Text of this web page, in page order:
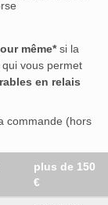
même*si la
qui vous permet
en relais
commande (hors
plus de 150
€